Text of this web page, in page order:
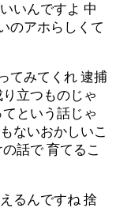
いんですよ 中
のアホらしくて
てみてくれ 逮捕
立つものじゃ
という話じゃ
ないおかしいこ
話で 育てるこ
るんですね 捨